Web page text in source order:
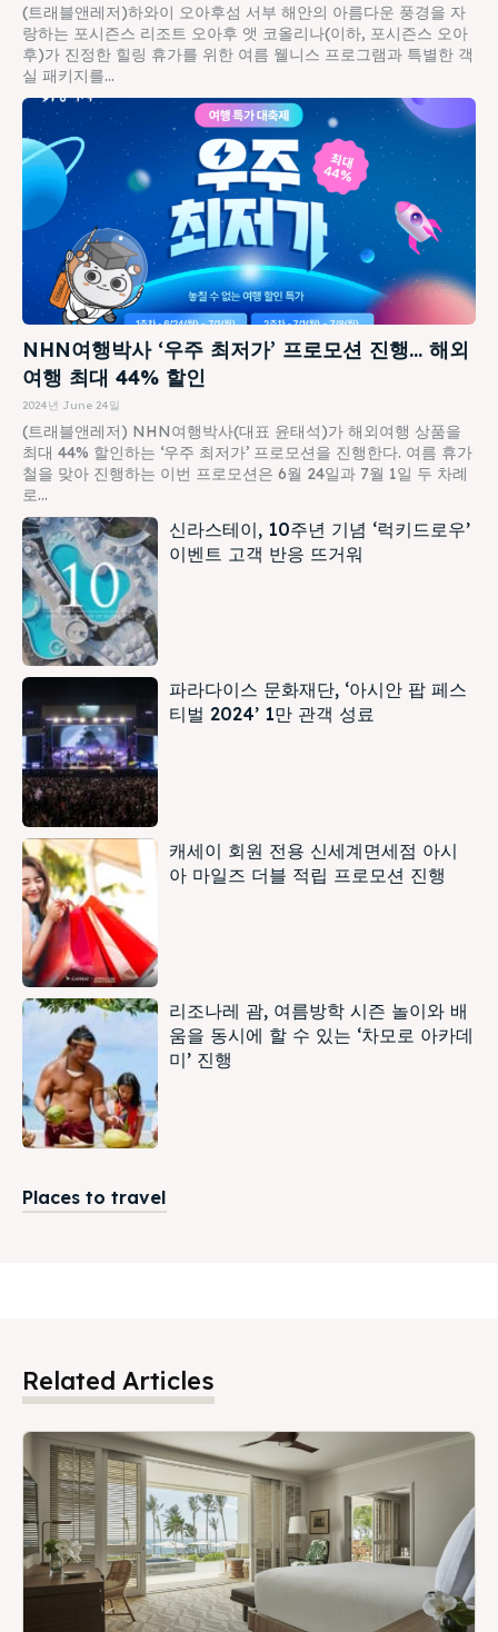
(트래블앤레저)하와이 오아후섬 서부 해안의 아름다운 풍경을 자
랑하는 포시즌스 리조트 오아후 앳 코올리나(이하, 포시즌스 오아
후)가 진정한 힐링 휴가를 위한 여름 웰니스 프로그램과 특별한 객
실 패키지를...
NHN여행박사 ‘우주 최저가’ 프로모션 진행… 해외
여행 최대 44% 할인
2024년 June 24일
(트래블앤레저) NHN여행박사(대표 윤태석)가 해외여행 상품을
최대 44% 할인하는 ‘우주 최저가’ 프로모션을 진행한다. 여름 휴가
철을 맞아 진행하는 이번 프로모션은 6월 24일과 7월 1일 두 차례
로...
신라스테이, 10주년 기념 ‘럭키드로우’
이벤트 고객 반응 뜨거워
파라다이스 문화재단, ‘아시안 팝 페스
티벌 2024’ 1만 관객 성료
캐세이 회원 전용 신세계면세점 아시
아 마일즈 더블 적립 프로모션 진행
리조나레 괌, 여름방학 시즌 놀이와 배
움을 동시에 할 수 있는 ‘차모로 아카데
미’ 진행
Places to travel
Related Articles